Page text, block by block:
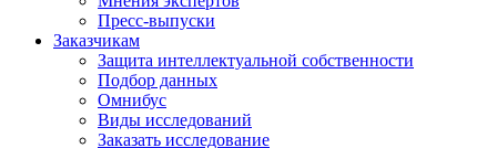
Пресс-выпуски
Заказчикам
Защита интеллектуальной собственности
Подбор данных
Омнибус
Виды исследований
Заказать исследование